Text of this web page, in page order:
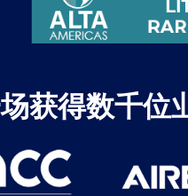
获得数千位